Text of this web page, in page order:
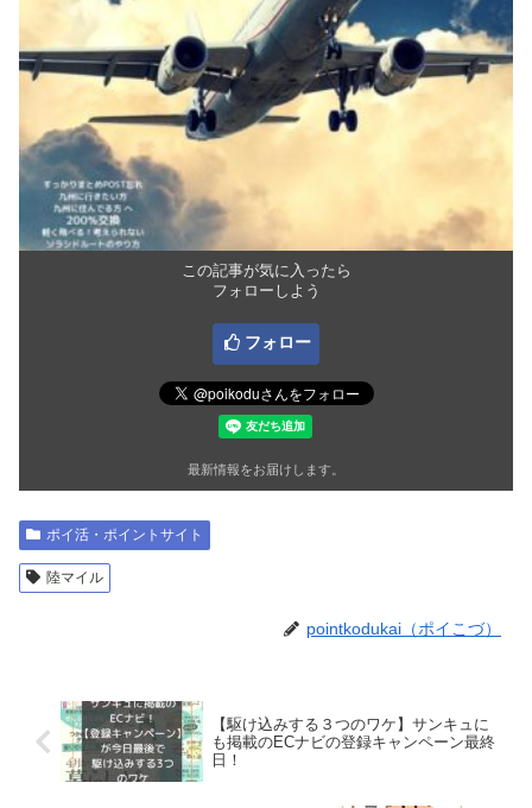
この記事が気に入ったら
フォローしよう
フォロー
最新情報をお届けします。
ポイ活・ポイントサイト
陸マイル
pointkodukai（ポイこづ）
【駆け込みする３つのワケ】サンキュに
も掲載のECナビの登録キャンペーン最終
日！